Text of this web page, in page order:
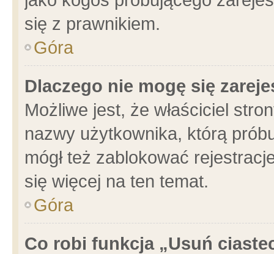
się z prawnikiem.
Góra
Dlaczego nie mogę się
Możliwe jest, że właściciel
nazwy użytkownika, którą
mógł też zablokować
się więcej na ten temat.
Góra
Co robi funkcja „Usuń